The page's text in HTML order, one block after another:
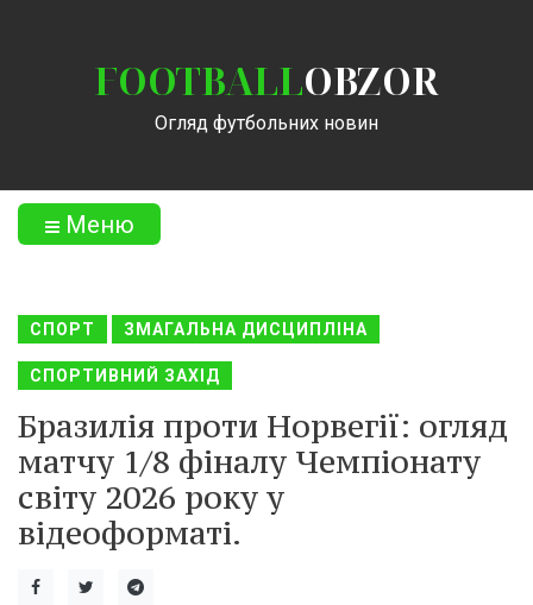
FOOTBALLOBZOR
Огляд футбольних новин
Меню
СПОРТ ЗМАГАЛЬНА ДИСЦИПЛІНА
СПОРТИВНИЙ ЗАХІД
Бразилія проти Норвегії: огляд
матчу 1/8 фіналу Чемпіонату
світу 2026 року у
відеоформаті.